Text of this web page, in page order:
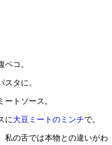
コ。
タに。
トソース。
に大豆ミートのミンチで。
私の舌では本物との違いがわ